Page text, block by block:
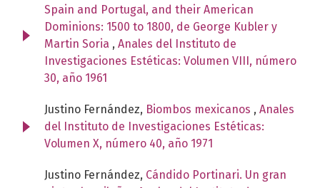
Spain and Portugal, and their American
Dominions: 1500 to 1800, de George Kubler y
Martin Soria , Anales del Instituto de
Investigaciones Estéticas: Volumen VIII, número
30, año 1961
Justino Fernández, Biombos mexicanos , Anales
del Instituto de Investigaciones Estéticas:
Volumen X, número 40, año 1971
Justino Fernández, Cándido Portinari. Un gran